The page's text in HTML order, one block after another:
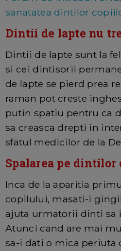
sanatatea dintilor
Dintii de lapte nu
Dintii de lapte sunt la
si cei dintisorii
de lapte se pierd prea
raman pot creste
putin spatiu pentru ca
sa creasca drepti in
sfatul medicilor de la
Spalarea pe dintilor
Inca de la aparitia
copilului, masati-i
ajuta urmatorii dinti sa
Atunci cand are mai
sa-i dati o mica periuta